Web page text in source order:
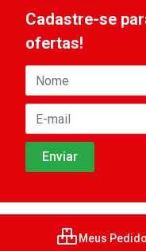
Cadastre-se
ofertas!
Meus